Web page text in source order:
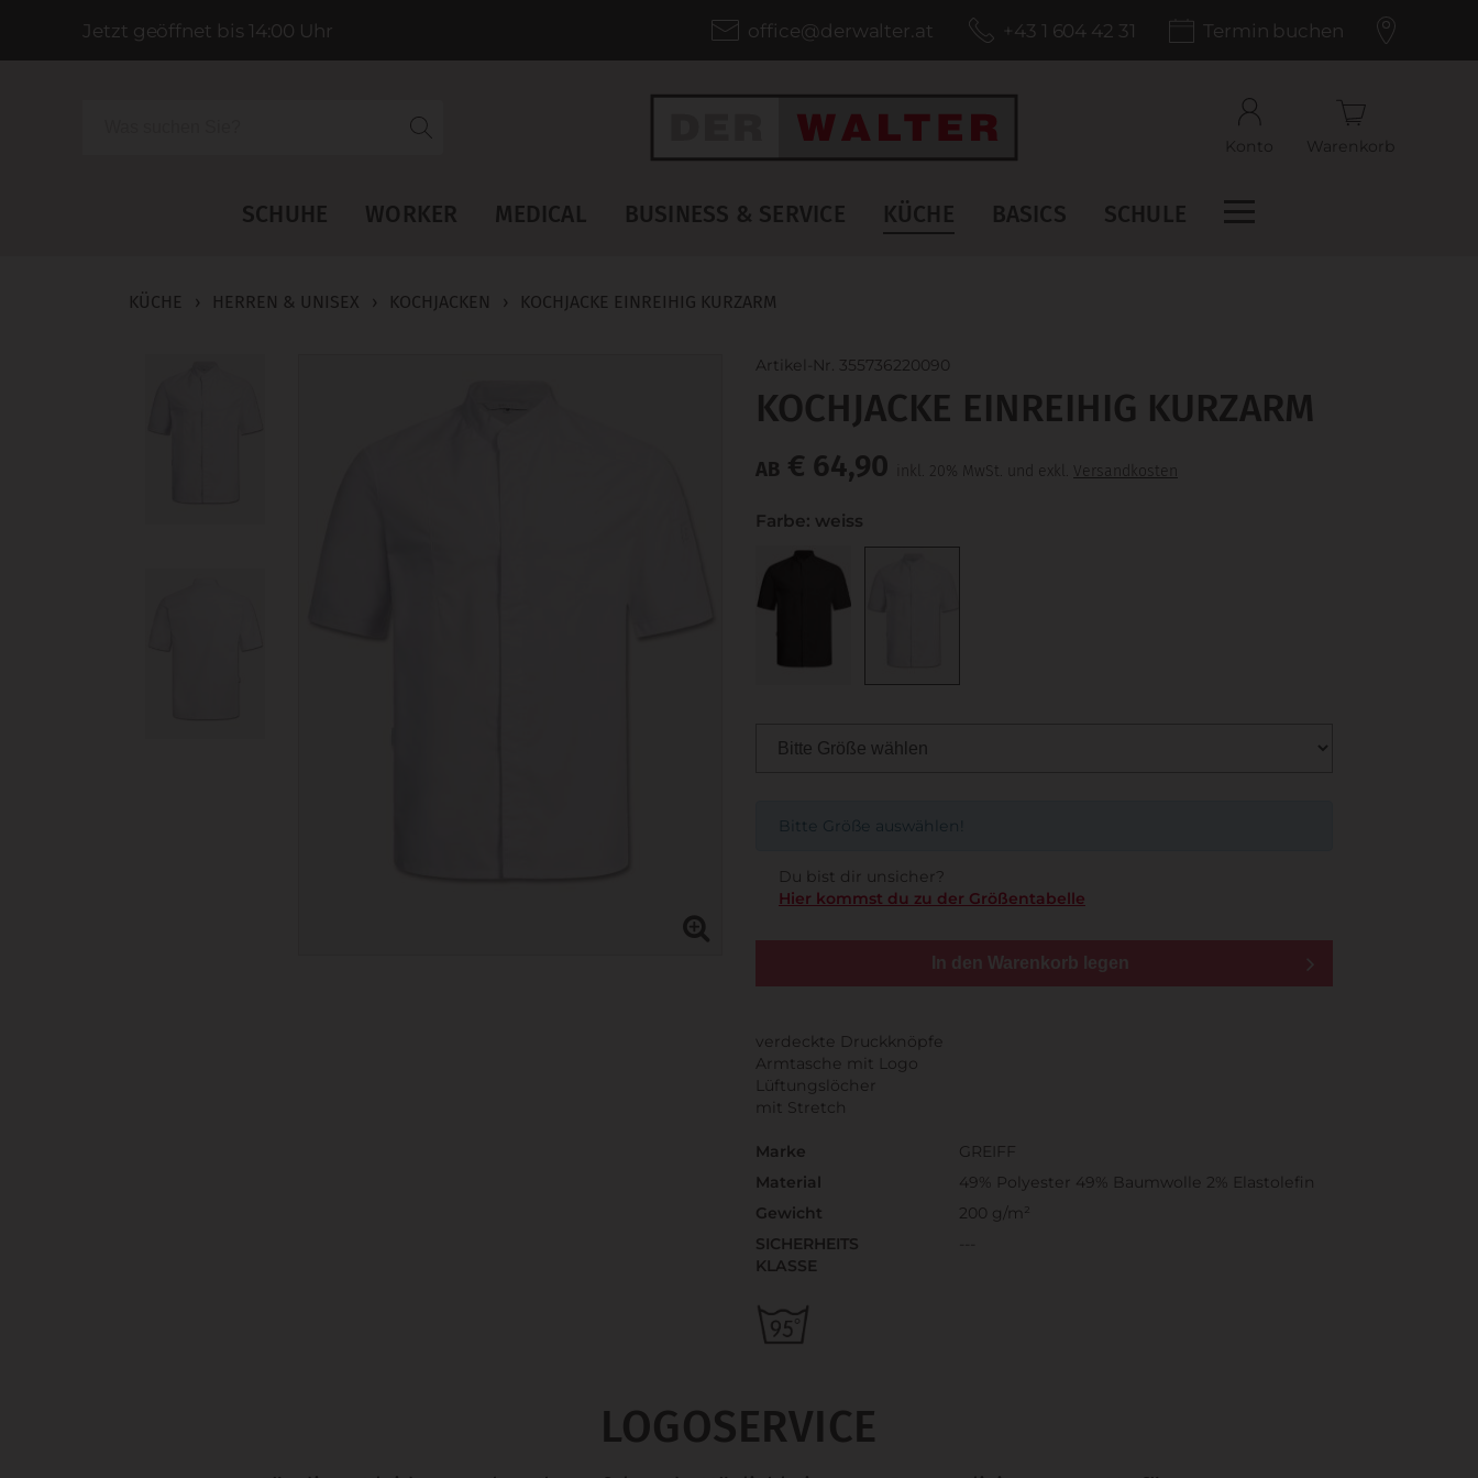
Jetzt geöffnet bis 14:00 Uhr office@derwalter.at +43 1 604 42 31 Termin buchen
Konto
Warenkorb
SCHUHE WORKER MEDICAL BUSINESS & SERVICE KÜCHE BASICS SCHULE
KÜCHE › HERREN & UNISEX › KOCHJACKEN › KOCHJACKE EINREIHIG KURZARM
Artikel-Nr. 355736220090
KOCHJACKE EINREIHIG KURZARM
AB € 64,90 inkl. 20% MwSt. und exkl. Versandkosten
Farbe: weiss
Bitte Größe auswählen!
Du bist dir unsicher?
Hier kommst du zu der Größentabelle
In den Warenkorb legen
verdeckte Druckknöpfe
Armtasche mit Logo
Lüftungslöcher
mit Stretch
Marke
GREIFF
Material
49% Polyester 49% Baumwolle 2% Elastolefin
Gewicht
200 g/m²
SICHERHEITS
KLASSE
LOGOSERVICE